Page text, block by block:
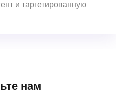
и таргетированную
нам